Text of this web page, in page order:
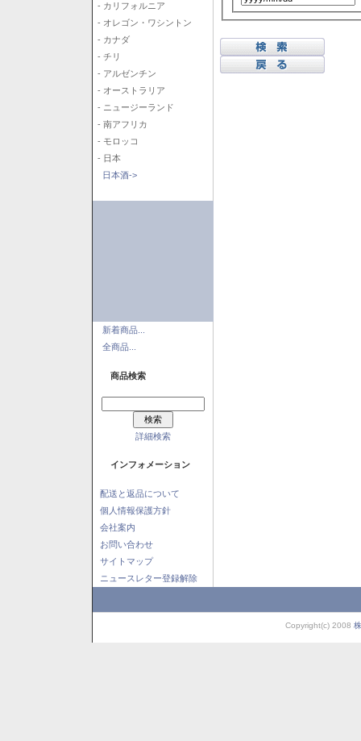
- カリフォルニア
- オレゴン・ワシントン
- カナダ
- チリ
- アルゼンチン
- オーストラリア
- ニュージーランド
- 南アフリカ
- モロッコ
- 日本
日本酒->
新着商品...
全商品...
商品検索
詳細検索
インフォメーション
配送と返品について
個人情報保護方針
会社案内
お問い合わせ
サイトマップ
ニュースレター登録解除
Copyright(c) 2008